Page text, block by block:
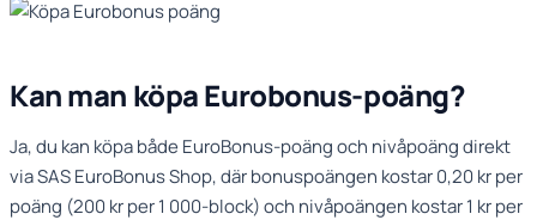
Kan man köpa Eurobonus-poäng?
Ja, du kan köpa både EuroBonus-poäng och nivåpoäng direkt
via SAS EuroBonus Shop, där bonuspoängen kostar 0,20 kr per
poäng (200 kr per 1 000-block) och nivåpoängen kostar 1 kr per